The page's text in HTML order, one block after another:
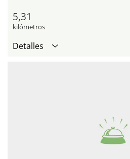
5,31
kilómetros
Detalles